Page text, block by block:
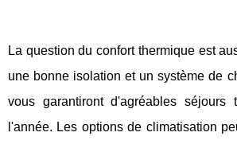
La question du confort thermique est
une bonne isolation et un système de
vous garantiront d'agréables
l'année. Les options de climatisation